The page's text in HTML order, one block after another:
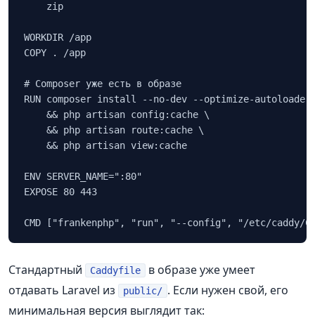
    zip
WORKDIR /app
COPY . /app
# Composer уже есть в образе
RUN composer install --no-dev --optimize-
    && php artisan config:cache \
    && php artisan route:cache \
    && php artisan view:cache
ENV SERVER_NAME=":80"
EXPOSE 80 443
Стандартный Caddyfile
в образе уже умеет
отдавать Laravel из
public/ . Если нужен свой, его
минимальная версия выглядит так: